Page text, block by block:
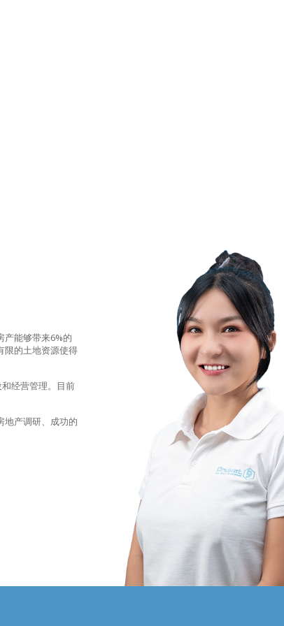
产能够带来6%的
限的土地资源使得
经营管理。目前
地产调研、成功的